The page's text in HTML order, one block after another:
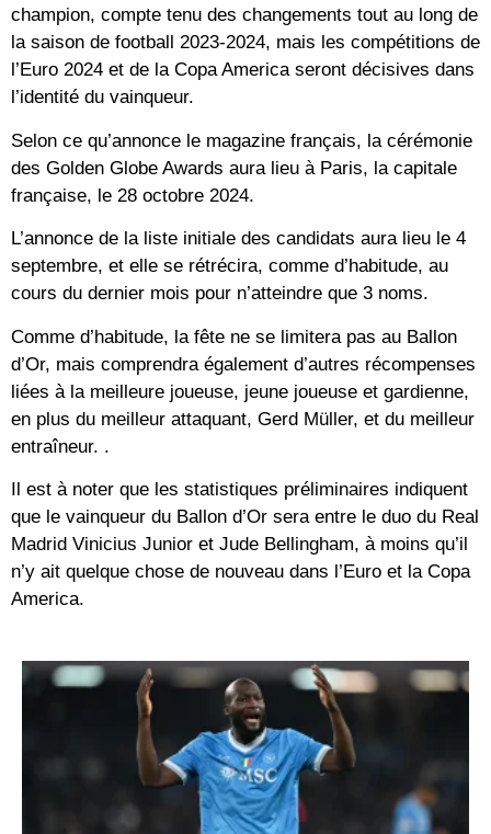
champion, compte tenu des changements tout au long de
la saison de football 2023-2024, mais les compétitions de
l’Euro 2024 et de la Copa America seront décisives dans
l’identité du vainqueur.
Selon ce qu’annonce le magazine français, la cérémonie
des Golden Globe Awards aura lieu à Paris, la capitale
française, le 28 octobre 2024.
L’annonce de la liste initiale des candidats aura lieu le 4
septembre, et elle se rétrécira, comme d’habitude, au
cours du dernier mois pour n’atteindre que 3 noms.
Comme d’habitude, la fête ne se limitera pas au Ballon
d’Or, mais comprendra également d’autres récompenses
liées à la meilleure joueuse, jeune joueuse et gardienne,
en plus du meilleur attaquant, Gerd Müller, et du meilleur
entraîneur. .
Il est à noter que les statistiques préliminaires indiquent
que le vainqueur du Ballon d’Or sera entre le duo du Real
Madrid Vinicius Junior et Jude Bellingham, à moins qu’il
n’y ait quelque chose de nouveau dans l’Euro et la Copa
America.